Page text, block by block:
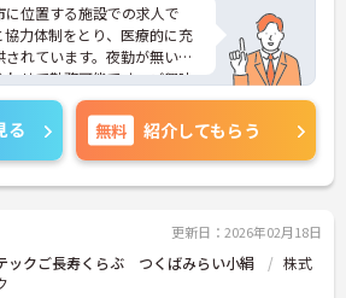
位置する施設での求人で
力体制をとり、医療的に充
れています。夜勤が無いの
せて勤務可能です。ご興味
ポイントなど、さらに詳細
軽にご相談ください！
る 無料 紹介してもらう
更新日：2026年02月18日
ックご長寿くらぶ つくばみらい小絹
株式